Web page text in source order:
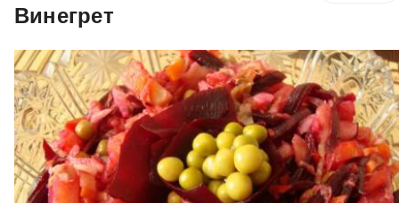
Винегрет